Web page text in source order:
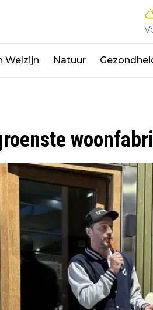
Welzijn Natuur